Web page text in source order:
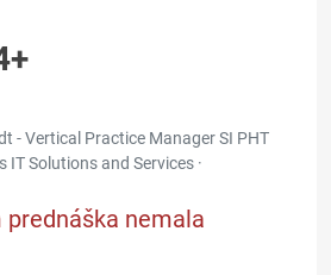
- Vertical Practice Manager SI PHT
IT Solutions and Services ·
prednáška nemala